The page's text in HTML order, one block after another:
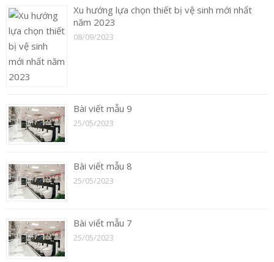
Xu hướng lựa chọn thiết bị vệ sinh mới nhất
năm 2023
08/09/2023
Bài viết mẫu 9
25/05/2023
Bài viết mẫu 8
25/05/2023
Bài viết mẫu 7
25/05/2023